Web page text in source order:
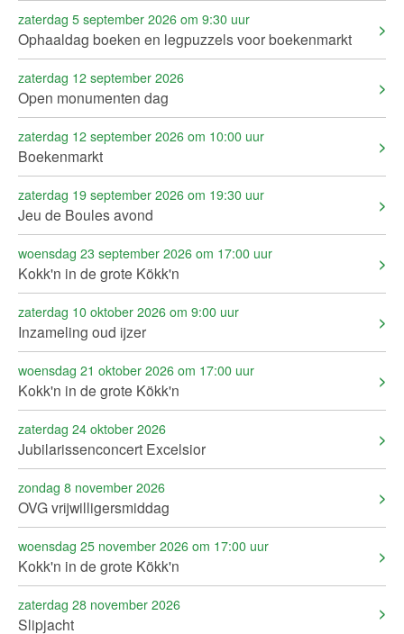
zaterdag 5 september 2026 om 9:30 uur
Ophaaldag boeken en legpuzzels voor boekenmarkt
zaterdag 12 september 2026
Open monumenten dag
zaterdag 12 september 2026 om 10:00 uur
Boekenmarkt
zaterdag 19 september 2026 om 19:30 uur
Jeu de Boules avond
woensdag 23 september 2026 om 17:00 uur
Kokk'n in de grote Kökk'n
zaterdag 10 oktober 2026 om 9:00 uur
Inzameling oud ijzer
woensdag 21 oktober 2026 om 17:00 uur
Kokk'n in de grote Kökk'n
zaterdag 24 oktober 2026
Jubilarissenconcert Excelsior
zondag 8 november 2026
OVG vrijwilligersmiddag
woensdag 25 november 2026 om 17:00 uur
Kokk'n in de grote Kökk'n
zaterdag 28 november 2026
Slipjacht